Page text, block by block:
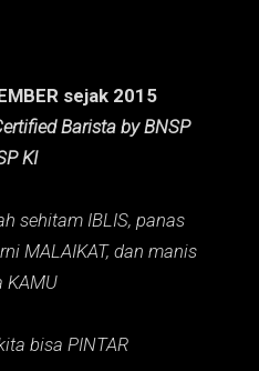
sejak 2015
Barista by BNSP
KI
sehitam IBLIS, panas
MALAIKAT, dan manis
KAMU
bisa PINTAR